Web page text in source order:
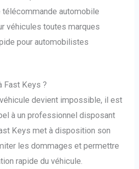
télécommande automobile
véhicules toutes marques
pour automobilistes
Fast Keys ?
devient impossible, il est
à un professionnel disposant
Keys met à disposition son
les dommages et permettre
rapide du véhicule.